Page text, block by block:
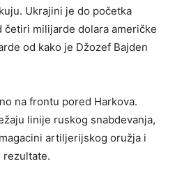
Ukrajini je do početka
četiri milijarde dolara američke
od kako je Džozef Bajden
na frontu pored Harkova.
linije ruskog snabdevanja,
artiljerijskog oružja i
rezultate.